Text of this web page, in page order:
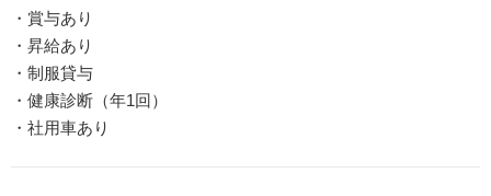
・賞与あり
・昇給あり
・制服貸与
・健康診断（年1回）
・社用車あり